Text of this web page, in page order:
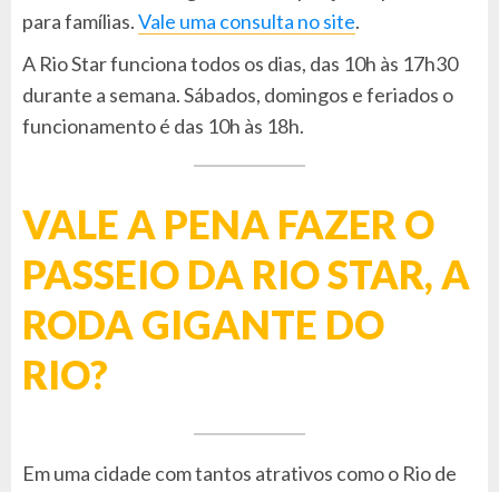
para famílias.Vale uma consulta no site.
A Rio Star funciona todos os dias, das 10h às 17h30
durante a semana. Sábados, domingos e feriados o
funcionamento é das 10h às 18h.
VALE A PENA FAZER O
PASSEIO DA RIO STAR, A
RODA GIGANTE DO
RIO?
Em uma cidade com tantos atrativos como o Rio de